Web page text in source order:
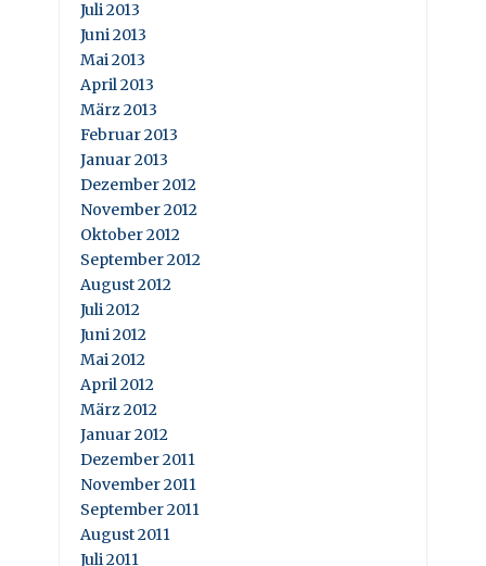
Juli 2013
Juni 2013
Mai 2013
April 2013
März 2013
Februar 2013
Januar 2013
Dezember 2012
November 2012
Oktober 2012
September 2012
August 2012
Juli 2012
Juni 2012
Mai 2012
April 2012
März 2012
Januar 2012
Dezember 2011
November 2011
September 2011
August 2011
Juli 2011